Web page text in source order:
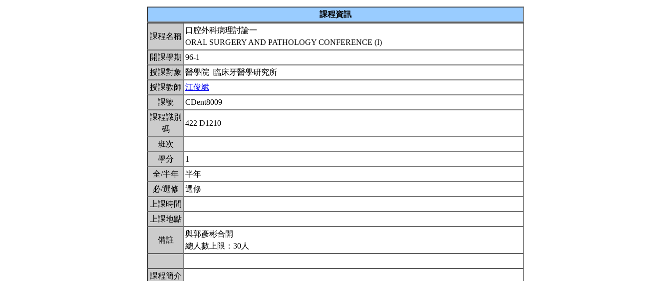
課程資訊
課程名稱
口腔外科病理討論一
ORAL SURGERY AND PATHOLOGY CONFERENCE (I)
開課學期 96-1
授課對象 醫學院 臨床牙醫學研究所
授課教師 江俊斌
課號
CDent8009
課程識別
碼
422 D1210
班次
學分
1
全/半年
半年
必/選修
選修
上課時間
上課地點
備註
與郭彥彬合開
總人數上限：30人
課程簡介